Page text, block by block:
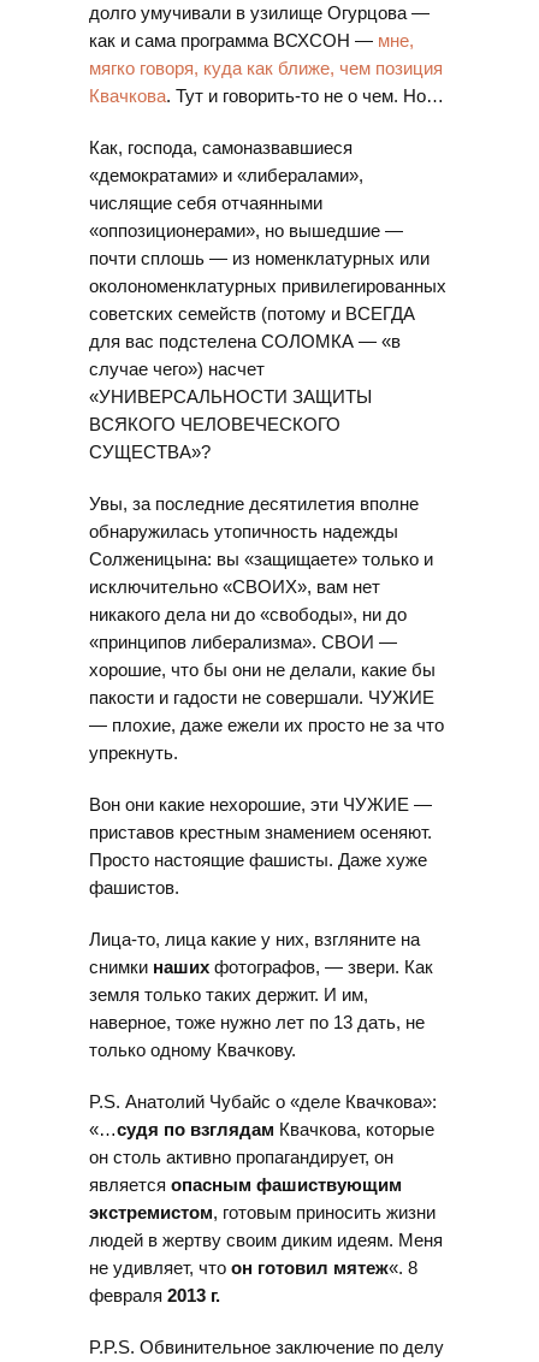
долго умучивали в узилище Огурцова —
как и сама программа ВСХСОН — мне,
мягко говоря, куда как ближе, чем позиция
Квачкова. Тут и говорить-то не о чем. Но…
Как, господа, самоназвавшиеся
«демократами» и «либералами»,
числящие себя отчаянными
«оппозиционерами», но вышедшие —
почти сплошь — из номенклатурных или
околономенклатурных привилегированных
советских семейств (потому и ВСЕГДА
для вас подстелена СОЛОМКА — «в
случае чего») насчет
«УНИВЕРСАЛЬНОСТИ ЗАЩИТЫ
ВСЯКОГО ЧЕЛОВЕЧЕСКОГО
СУЩЕСТВА»?
Увы, за последние десятилетия вполне
обнаружилась утопичность надежды
Солженицына: вы «защищаете» только и
исключительно «СВОИХ», вам нет
никакого дела ни до «свободы», ни до
«принципов либерализма». СВОИ —
хорошие, что бы они не делали, какие бы
пакости и гадости не совершали. ЧУЖИЕ
— плохие, даже ежели их просто не за что
упрекнуть.
Вон они какие нехорошие, эти ЧУЖИЕ —
приставов крестным знамением осеняют.
Просто настоящие фашисты. Даже хуже
фашистов.
Лица-то, лица какие у них, взгляните на
снимки наших фотографов, — звери. Как
земля только таких держит. И им,
наверное, тоже нужно лет по 13 дать, не
только одному Квачкову.
P.S. Анатолий Чубайс о «деле Квачкова»:
«…судя по взглядам Квачкова, которые
он столь активно пропагандирует, он
является опасным фашиствующим
экстремистом, готовым приносить жизни
людей в жертву своим диким идеям. Меня
не удивляет, что он готовил мятеж«. 8
февраля 2013 г.
P.P.S. Обвинительное заключение по делу